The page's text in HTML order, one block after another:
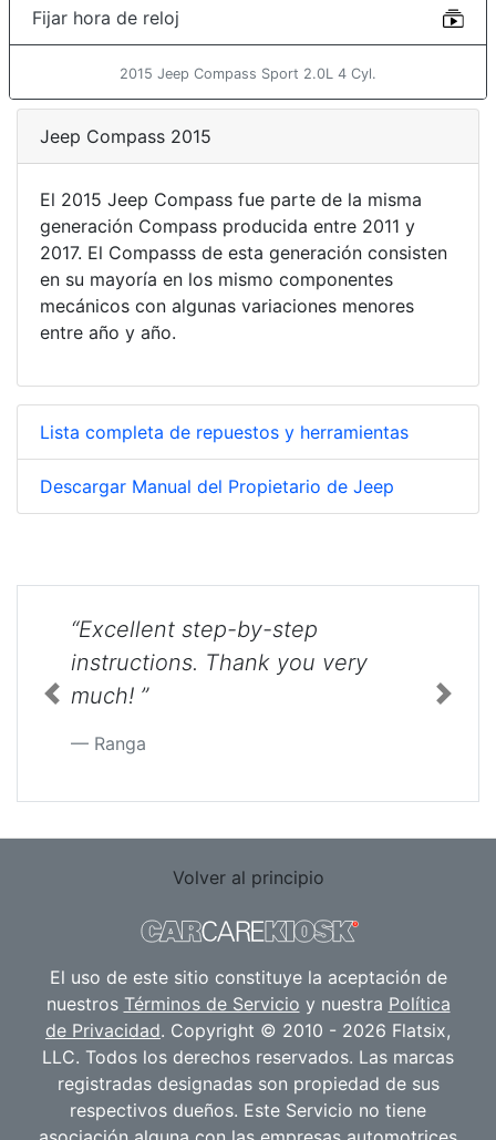
Fijar hora de reloj
2015 Jeep Compass Sport 2.0L 4 Cyl.
Jeep Compass 2015
El 2015 Jeep Compass fue parte de la misma
generación Compass producida entre 2011 y
2017. El Compasss de esta generación consisten
en su mayoría en los mismo componentes
mecánicos con algunas variaciones menores
entre año y año.
Lista completa de repuestos y herramientas
Descargar Manual del Propietario de Jeep
“Excellent step-by-step
instructions. Thank you very
much! ”
Ranga
Previous Next
Volver al principio
El uso de este sitio constituye la aceptación de
nuestros Términos de Servicio y nuestra Política
de Privacidad. Copyright © 2010 - 2026 Flatsix,
LLC. Todos los derechos reservados. Las marcas
registradas designadas son propiedad de sus
respectivos dueños. Este Servicio no tiene